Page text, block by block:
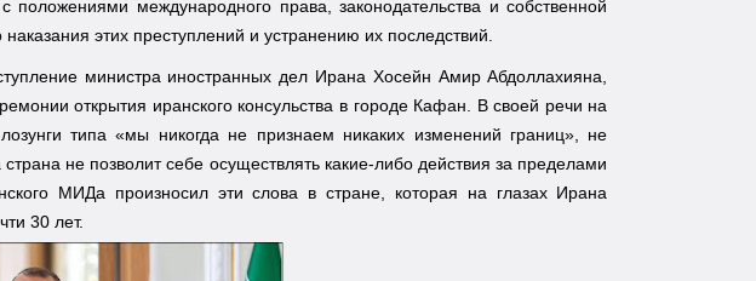
положениями международного права, законодательства и собственной
этих преступлений и устранению их последствий.
министра иностранных дел Ирана Хосейн Амир Абдоллахияна,
открытия иранского консульства в городе Кафан. В своей речи на
типа «мы никогда не признаем никаких изменений границ», не
не позволит себе осуществлять какие-либо действия за пределами
МИДа произносил эти слова в стране, которая на глазах Ирана
30 лет.